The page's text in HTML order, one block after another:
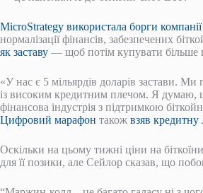
MicroStrategy використала борги
нормалізації фінансів, забезпечених
як заставу — щоб потім купувати більше
«У нас є 5 мільярдів доларів застави.
із високим кредитним плечом. Я думаю,
фінансова індустрія з підтримкою
Цифровий марафон також взяв кредитну
Оскільки на цьому тижні ціни на
для її позики, але Сейлор сказав, що